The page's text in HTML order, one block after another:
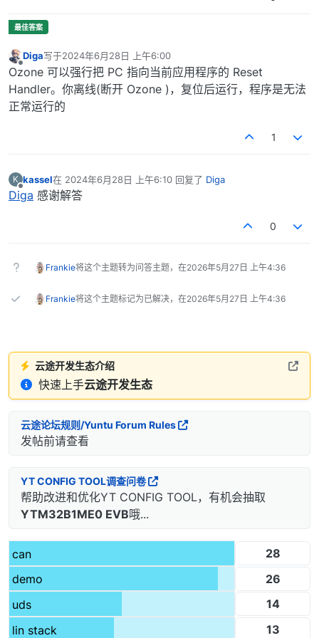
离线
Diga写于2024年6月28日 上午6:00
最后由 编辑
Ozone 可以强行把 PC 指向当前应用程序的 Reset
Handler。你离线(断开 Ozone )，复位后运行，程序是无法
正常运行的
1
K
离线
kassel在 2024年6月28日 上午6:10 回复了 Diga
最后由 编辑
Diga 感谢解答
0
Frankie将这个主题转为问答主题，在2026年5月27日 上午4:36
Frankie将这个主题标记为已解决，在2026年5月27日 上午4:36
云途开发生态介绍
快速上手云途开发生态
云途论坛规则/Yuntu Forum Rules
发帖前请查看
YT CONFIG TOOL调查问卷
帮助改进和优化YT CONFIG TOOL，有机会抽取
YTM32B1ME0 EVB哦...
can
28
demo
26
uds
14
lin stack
13